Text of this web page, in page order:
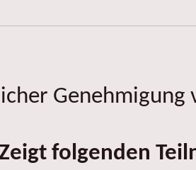
Genehmigung
folgenden